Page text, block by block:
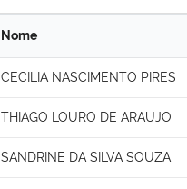
Nome
CECILIA NASCIMENTO PIRES
THIAGO LOURO DE ARAUJO
SANDRINE DA SILVA SOUZA